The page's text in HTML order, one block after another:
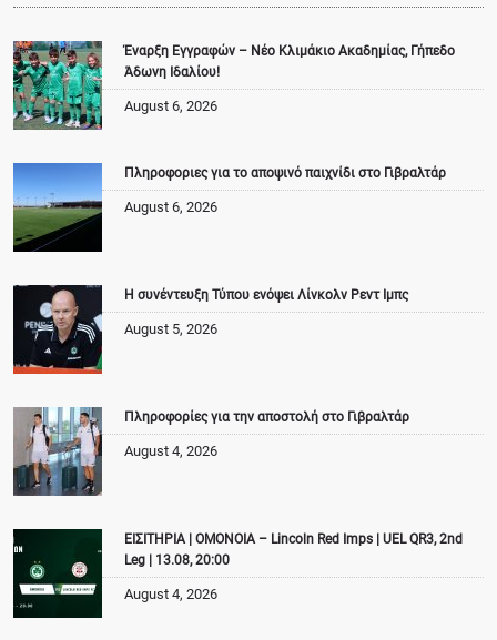
Έναρξη Εγγραφών – Νέο Κλιμάκιο Ακαδημίας, Γήπεδο
Άδωνη Ιδαλίου!
August 6, 2026
Πληροφοριες για το αποψινό παιχνίδι στο Γιβραλτάρ
August 6, 2026
Η συνέντευξη Τύπου ενόψει Λίνκολν Ρεντ Ιμπς
August 5, 2026
Πληροφορίες για την αποστολή στο Γιβραλτάρ
August 4, 2026
ΕΙΣΙΤΗΡΙΑ | ΟΜΟΝΟΙΑ – Lincoln Red Imps | UEL QR3, 2nd
Leg | 13.08, 20:00
August 4, 2026